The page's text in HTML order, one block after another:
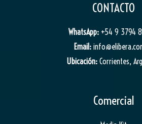
CONTACTO
WhatsApp: +54 9 3794
Email:
Ubicación: Corrientes,
Comercial